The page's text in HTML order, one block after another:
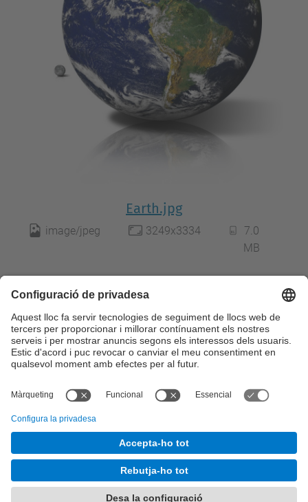
Earth.jpg
image/jpeg 3249x3334
7.0
MB
Descarrega
Feu clic per a visualitzar la imatge a mida
completa…
© UPCAnàlisi de Dades Complexes per a les Decisions
Desenvolupat amb